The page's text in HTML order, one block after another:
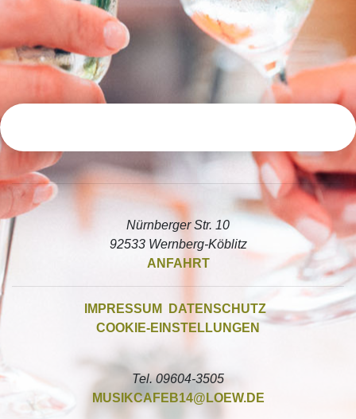
Nürnberger Str. 10
92533 Wernberg-Köblitz
ANFAHRT
IMPRESSUM
DATENSCHUTZ
COOKIE-EINSTELLUNGEN
Tel. 09604-3505
MUSIKCAFEB14
LOEW.DE